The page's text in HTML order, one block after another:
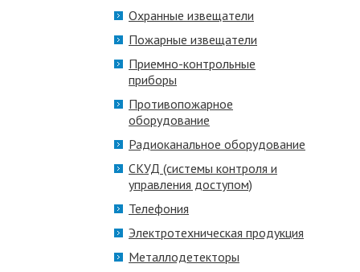
Охранные извещатели
Пожарные извещатели
Приемно-контрольные
приборы
Противопожарное
оборудование
Радиоканальное оборудование
СКУД (системы контроля и
управления доступом)
Телефония
Электротехническая продукция
Металлодетекторы